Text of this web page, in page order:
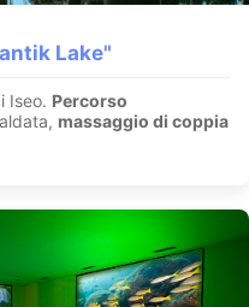
Lake"
Iseo. Percorso
massaggio di coppia